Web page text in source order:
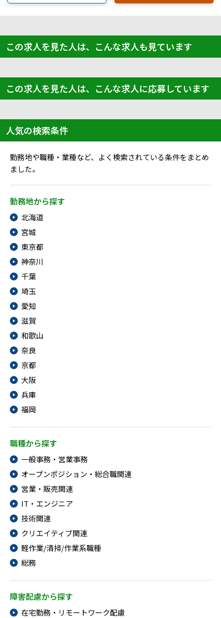
この求人を見た人は、こんな求人も見ています
この求人を見た人は、こんな求人に応募しています
人気の検索条件
勤務地や職種・業種など、よく検索されている条件をまとめ
ました。
勤務地から探す
北海道
宮城
東京都
神奈川
千葉
埼玉
愛知
滋賀
和歌山
奈良
京都
大阪
兵庫
福岡
職種から探す
一般事務・営業事務
オープンポジション・総合職関連
営業・販売関連
IT・エンジニア
技術関連
クリエイティブ関連
軽作業/清掃/作業系職種
総務
障害配慮から探す
在宅勤務・リモートワーク配慮